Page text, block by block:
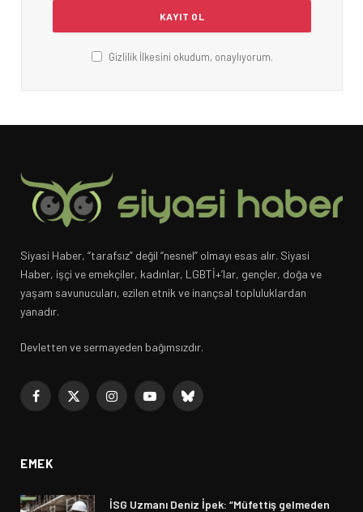
Gizlilik İlkesini okudum, onaylıyorum.
Siyasi Haber, “tarafsız” değil “nesnel” olmayı esas alır. Siyasi
Haber, işçi ve emekçiler, kadınlar, LGBTİ+’lar, gençler, doğa ve
yaşam savunucuları, ezilen etnik ve inançsal topluluklardan
yanadır.
Devletten ve sermayeden bağımsızdır.
Facebook
X
InstagramYouTubeBluesky
EMEK
İSG Uzmanı Deniz İpek: “Müfettiş gelmeden